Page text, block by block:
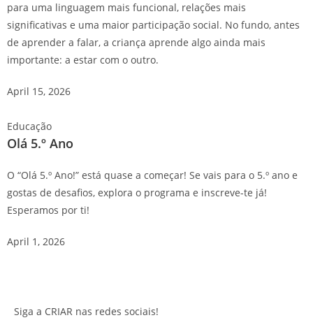
para uma linguagem mais funcional, relações mais
significativas e uma maior participação social. No fundo, antes
de aprender a falar, a criança aprende algo ainda mais
importante: a estar com o outro.
April 15, 2026
Educação
Olá 5.º Ano
O “Olá 5.º Ano!” está quase a começar! Se vais para o 5.º ano e
gostas de desafios, explora o programa e inscreve-te já!
Esperamos por ti!
April 1, 2026
Siga a CRIAR nas redes sociais!